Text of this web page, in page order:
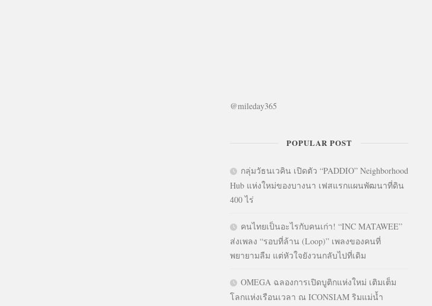
@mileday365
POPULAR POST
กลุ่มวัธนเวคิน เปิดตัว “PADDIO” Neighborhood
Hub แห่งใหม่ของบางนา เฟสแรกแผนพัฒนาที่ดิน
400 ไร่
คนไทยเป็นอะไรกับคนเก่า! “INC MATAWEE”
ส่งเพลง “รอบที่ล้าน (Loop)” เพลงของคนที่
พยายามลืม แต่หัวใจยังวนกลับไปที่เดิม
OMEGA ฉลองการเปิดบูติกแห่งใหม่ เติมเต็ม
โลกแห่งเรือนเวลา ณ ICONSIAM ริมแม่น้ำ